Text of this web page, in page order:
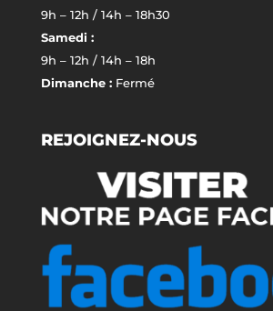
9h – 12h / 14h – 18h30
Samedi :
9h – 12h / 14h – 18h
Dimanche :Fermé
REJOIGNEZ-NOUS